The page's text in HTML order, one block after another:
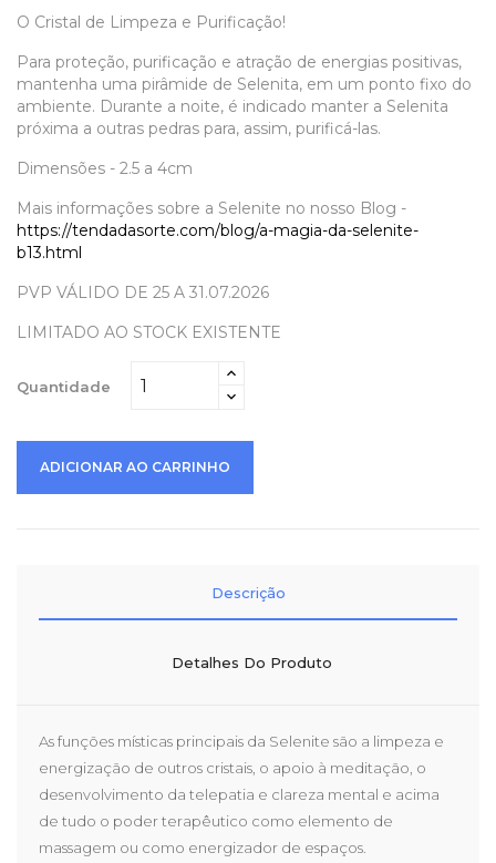
O Cristal de Limpeza e Purificação!
Para proteção, purificação e atração de energias positivas,
mantenha uma pirâmide de Selenita, em um ponto fixo do
ambiente. Durante a noite, é indicado manter a Selenita
próxima a outras pedras para, assim, purificá-las.
Dimensões - 2.5 a 4cm
Mais informações sobre a Selenite no nosso Blog -
https://tendadasorte.com/blog/a-magia-da-selenite-
b13.html
PVP VÁLIDO DE 25 A 31.07.2026
LIMITADO AO STOCK EXISTENTE
Quantidade
ADICIONAR AO CARRINHO
Descrição
Detalhes Do Produto
As funções místicas principais da Selenite são a limpeza e
energização de outros cristais, o apoio à meditação, o
desenvolvimento da telepatia e clareza mental e acima
de tudo o poder terapêutico como elemento de
massagem ou como energizador de espaços.